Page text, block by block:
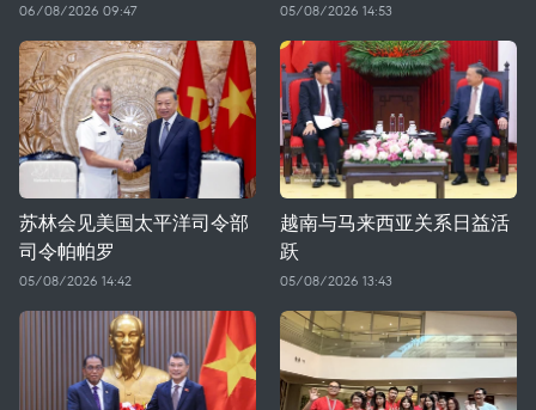
06/08/2026 09:47 05/08/2026 14:53
苏林会见美国太平洋司令部
司令帕帕罗
05/08/2026 14:42
越南与马来西亚关系日益活
跃
05/08/2026 13:43